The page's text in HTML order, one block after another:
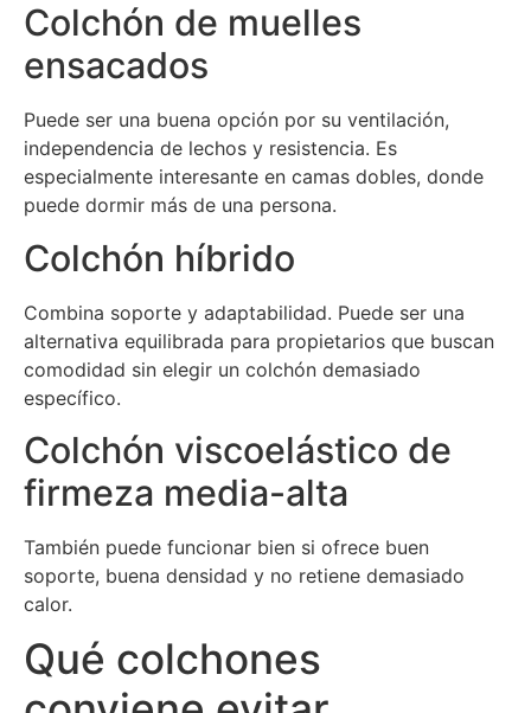
Colchón de muelles
ensacados
Puede ser una buena opción por su ventilación,
independencia de lechos y resistencia. Es
especialmente interesante en camas dobles, donde
puede dormir más de una persona.
Colchón híbrido
Combina soporte y adaptabilidad. Puede ser una
alternativa equilibrada para propietarios que buscan
comodidad sin elegir un colchón demasiado
específico.
Colchón viscoelástico de
firmeza media-alta
También puede funcionar bien si ofrece buen
soporte, buena densidad y no retiene demasiado
calor.
Qué colchones